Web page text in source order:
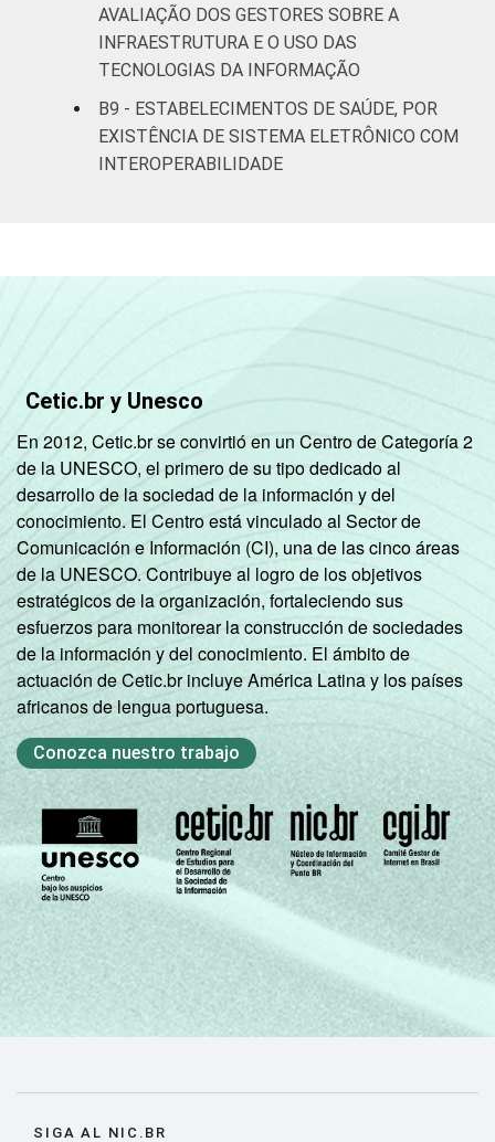
AVALIAÇÃO DOS GESTORES SOBRE A
INFRAESTRUTURA E O USO DAS
TECNOLOGIAS DA INFORMAÇÃO
B9 - ESTABELECIMENTOS DE SAÚDE, POR
EXISTÊNCIA DE SISTEMA ELETRÔNICO COM
INTEROPERABILIDADE
Cetic.br y Unesco
En 2012, Cetic.br se convirtió en un Centro de Categoría 2
de la UNESCO, el primero de su tipo dedicado al
desarrollo de la sociedad de la información y del
conocimiento. El Centro está vinculado al Sector de
Comunicación e Información (CI), una de las cinco áreas
de la UNESCO. Contribuye al logro de los objetivos
estratégicos de la organización, fortaleciendo sus
esfuerzos para monitorear la construcción de sociedades
de la información y del conocimiento. El ámbito de
actuación de Cetic.br incluye América Latina y los países
africanos de lengua portuguesa.
Conozca nuestro trabajo
SIGA AL NIC.BR